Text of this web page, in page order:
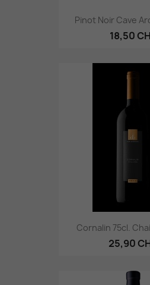
Pinot Noir Cave
18,50
Cornalin 75cl.
25,90